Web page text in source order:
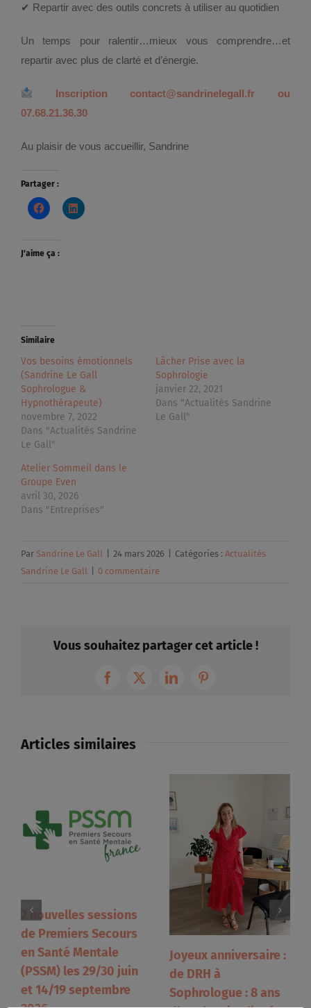
✔ Repartir avec des outils concrets à utiliser au quotidien
Un temps pour ralentir…mieux vous comprendre…et
repartir avec plus de clarté et d’énergie.
Inscription contact@sandrinelegall.fr ou
07.68.21.36.30
Au plaisir de vous accueillir, Sandrine
Partager :
J’aime ça :
Similaire
Vos besoins émotionnels
(Sandrine Le Gall
Sophrologue &
Hypnothérapeute)
novembre 7, 2022
Dans "Actualités Sandrine
Le Gall"
Lâcher Prise avec la
Sophrologie
janvier 22, 2021
Dans "Actualités Sandrine
Le Gall"
Atelier Sommeil dans le
Groupe Even
avril 30, 2026
Dans "Entreprises"
Par Sandrine Le Gall 24 mars 2026 Catégories : Actualités
Sandrine Le Gall
0 commentaire
Vous souhaitez partager cet article !
Facebook
X LinkedInPinterest
Articles similaires
2 nouvelles sessions
de Premiers Secours
en Santé Mentale
(PSSM) les 29/30 juin
et 14/19 septembre
Joyeux anniversaire :
de DRH à
Sophrologue : 8 ans